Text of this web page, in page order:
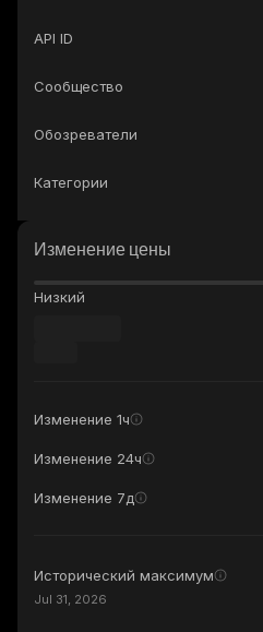
API ID
Сообщество
Обозреватели
Категории
Изменение цены
Низкий
Изменение 1ч
Изменение 24ч
Изменение 7д
Исторический максимум
Jul 31, 2026